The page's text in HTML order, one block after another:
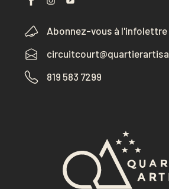
Abonnez-vous à l'infolettre
819 583 7299